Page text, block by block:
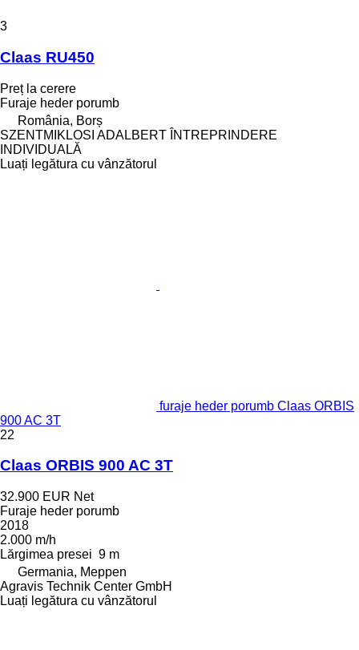
3
Claas RU450
Preț la cerere
Furaje heder porumb
România, Borș
SZENTMIKLOSI ADALBERT ÎNTREPRINDERE
INDIVIDUALĂ
Luați legătura cu vânzătorul
furaje heder porumb Claas ORBIS
900 AC 3T
22
Claas ORBIS 900 AC 3T
32.900 EUR Net
Furaje heder porumb
2018
2.000 m/h
Lărgimea presei 9 m
Germania, Meppen
Agravis Technik Center GmbH
Luați legătura cu vânzătorul